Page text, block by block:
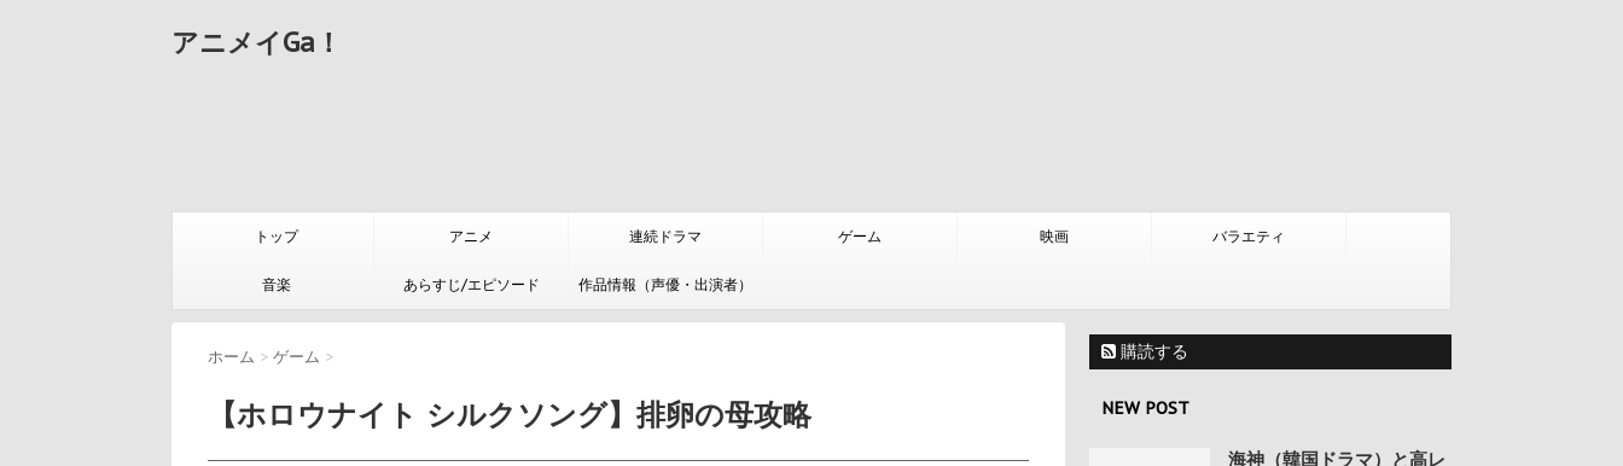
アニメイGa！
トップ アニメ 連続ドラマ ゲーム 映画 バラエティ
音楽 あらすじ/エピソード 作品情報（声優・出演者）
ホーム > ゲーム >
【ホロウナイト シルクソング】排卵の母攻略
購読する
NEW POST
海神（韓国ドラマ）と高レ